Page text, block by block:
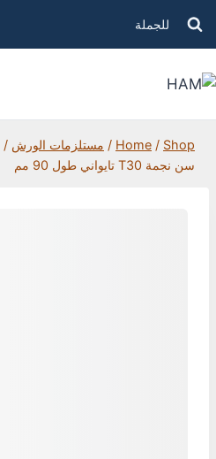
للجملة
Home / Shop
/ مستلزمات الورش /
سن نجمة T30 تايواني طول 90 مم